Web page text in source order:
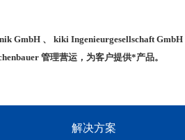
GmbH 、 kiki Ingenieurgesellschaft GmbH
管理营运，为客户提供*产品。
解决方案